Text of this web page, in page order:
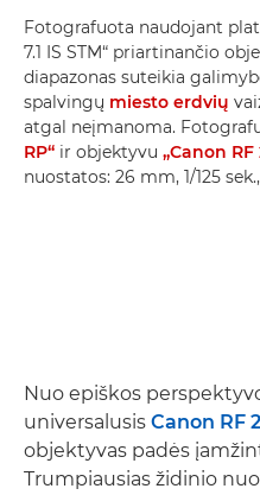
Fotografuota naudojant
7.1 IS STM“ priartinančio
diapazonas suteikia
spalvingų miesto erdvių
atgal neįmanoma.
RP“ ir objektyvu „Canon RF
nuostatos: 26 mm, 1/125
Nuo epiškos
universalusis Canon RF
objektyvas padės
Trumpiausias židinio